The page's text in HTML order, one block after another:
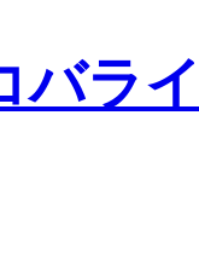
バラ